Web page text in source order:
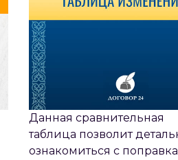
Данная сравнительная
таблица позволит
ознакомиться с